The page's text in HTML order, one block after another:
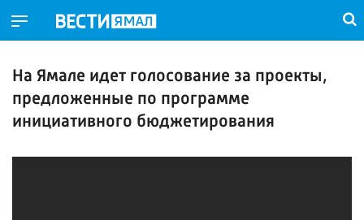
На Ямале идет голосование за проекты,
предложенные по программе
инициативного бюджетирования